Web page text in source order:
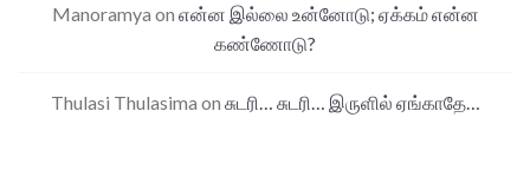
Manoramya on என்ன இல்லை உன்னோடு; ஏக்கம் என்ன
கண்ணோடு?
Thulasi Thulasima on சுடரி… சுடரி… இருளில் ஏங்காதே…